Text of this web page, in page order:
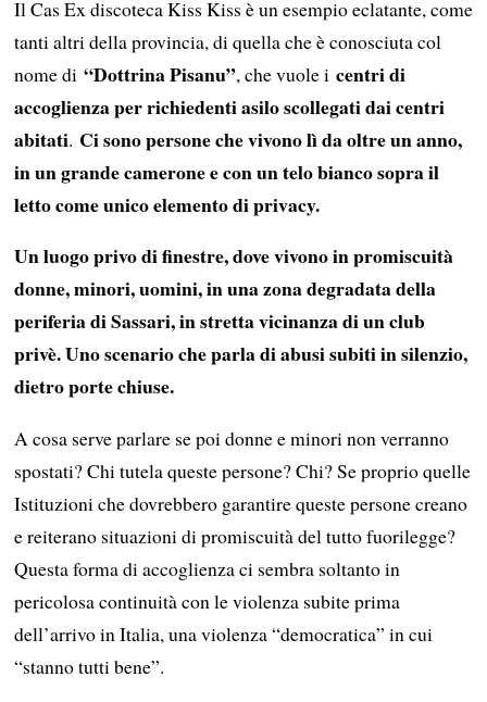
Il Cas Ex discoteca Kiss Kiss è un esempio eclatante, come
tanti altri della provincia, di quella che è conosciuta col
nome di “Dottrina Pisanu”, che vuole i centri di
accoglienza per richiedenti asilo scollegati dai centri
abitati. Ci sono persone che vivono lì da oltre un anno,
in un grande camerone e con un telo bianco sopra il
letto come unico elemento di privacy.
Un luogo privo di finestre, dove vivono in promiscuità
donne, minori, uomini, in una zona degradata della
periferia di Sassari, in stretta vicinanza di un club
privè. Uno scenario che parla di abusi subiti in silenzio,
dietro porte chiuse.
A cosa serve parlare se poi donne e minori non verranno
spostati? Chi tutela queste persone? Chi? Se proprio quelle
Istituzioni che dovrebbero garantire queste persone creano
e reiterano situazioni di promiscuità del tutto fuorilegge?
Questa forma di accoglienza ci sembra soltanto in
pericolosa continuità con le violenza subite prima
dell’arrivo in Italia, una violenza “democratica” in cui
“stanno tutti bene”.